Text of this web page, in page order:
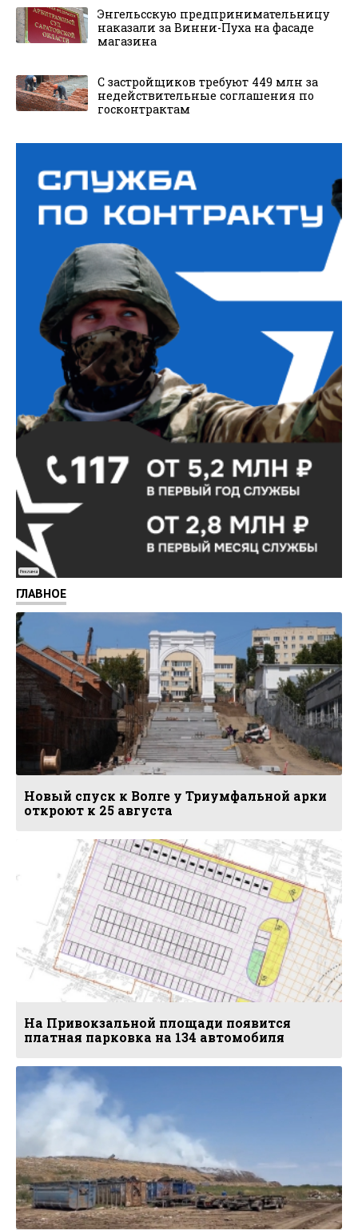
Энгельсскую предпринимательницу
наказали за Винни-Пуха на фасаде
магазина
С застройщиков требуют 449 млн за
недействительные соглашения по
госконтрактам
Реклама
ГЛАВНОЕ
Новый спуск к Волге у Триумфальной арки
откроют к 25 августа
На Привокзальной площади появится
платная парковка на 134 автомобиля